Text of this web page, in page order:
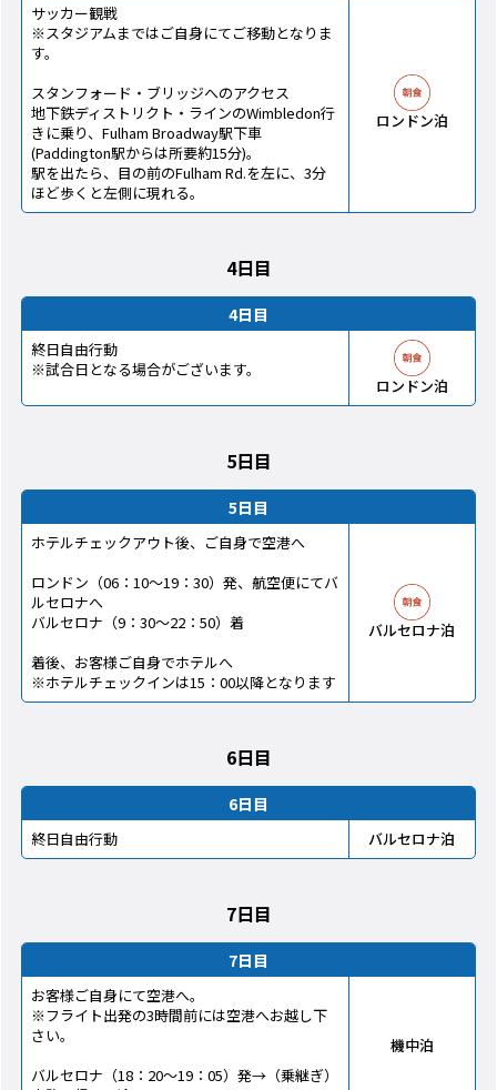
サッカー観戦
※スタジアムまではご自身にてご移動となりま
す。
スタンフォード・ブリッジへのアクセス
地下鉄ディストリクト・ラインのWimbledon行
きに乗り、Fulham Broadway駅下車
(Paddington駅からは所要約15分)。
駅を出たら、目の前のFulham Rd.を左に、3分
ほど歩くと左側に現れる。
ロンドン泊
4日目
4日目
終日自由行動
※試合日となる場合がございます。
ロンドン泊
5日目
5日目
ホテルチェックアウト後、ご自身で空港へ
ロンドン（06：10～19：30）発、航空便にてバ
ルセロナへ
バルセロナ（9：30～22：50）着
着後、お客様ご自身でホテルへ
※ホテルチェックインは15：00以降となります
バルセロナ泊
6日目
6日目
終日自由行動 バルセロナ泊
7日目
7日目
お客様ご自身にて空港へ。
※フライト出発の3時間前には空港へお越し下
さい。
バルセロナ（18：20～19：05）発→（乗継ぎ）
機中泊